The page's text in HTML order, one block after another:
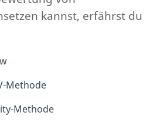
kannst, erfährst du
Methode
Methode